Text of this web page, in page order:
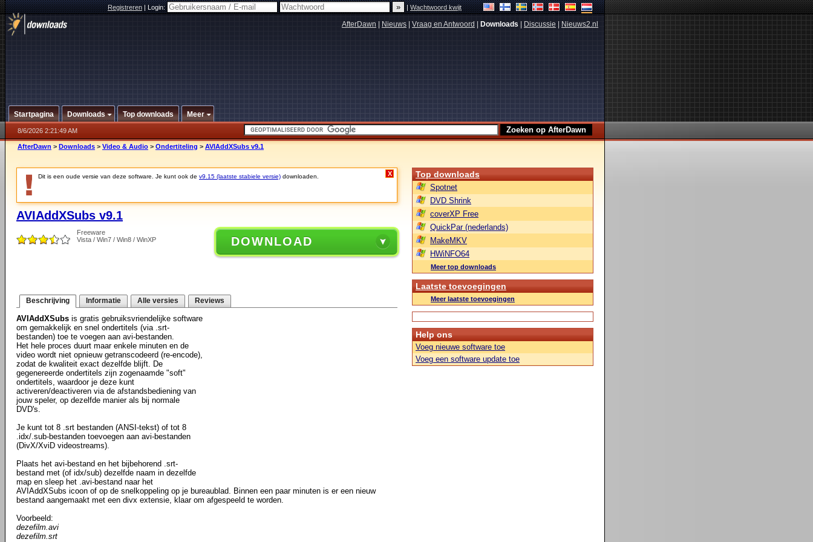
Registreren|Login: |Wachtwoord kwijt
AfterDawn Nieuws Vraag en Antwoord Downloads Discussie Nieuws2.nl
Startpagina Downloads Top downloads Meer
8/6/2026 2:21:49 AM
AfterDawn > Downloads > Video & Audio > Ondertiteling > AVIAddXSubs v9.1
Dit is een oude versie van deze software. Je kunt ook de v9.15 (laatste stabiele versie) downloaden. X
AVIAddXSubs v9.1
Freeware
Vista / Win7 / Win8 / WinXP
DOWNLOAD
Beschrijving Informatie Alle versies Reviews
AVIAddXSubs is gratis gebruiksvriendelijke software
om gemakkelijk en snel ondertitels (via .srt-
bestanden) toe te voegen aan avi-bestanden.
Het hele proces duurt maar enkele minuten en de
video wordt niet opnieuw getranscodeerd (re-encode),
zodat de kwaliteit exact dezelfde blijft. De
gegenereerde ondertitels zijn zogenaamde "soft"
ondertitels, waardoor je deze kunt
activeren/deactiveren via de afstandsbediening van
jouw speler, op dezelfde manier als bij normale
DVD's.
Je kunt tot 8 .srt bestanden (ANSI-tekst) of tot 8
.idx/.sub-bestanden toevoegen aan avi-bestanden
(DivX/XviD videostreams).
Plaats het avi-bestand en het bijbehorend .srt-
bestand met (of idx/sub) dezelfde naam in dezelfde
map en sleep het .avi-bestand naar het
AVIAddXSubs icoon of op de snelkoppeling op je bureaublad. Binnen een paar minuten is er een nieuw
bestand aangemaakt met een divx extensie, klaar om afgespeeld te worden.
Voorbeeld:
dezefilm.avi
dezefilm.srt
Top downloads
Spotnet
DVD Shrink
coverXP Free
QuickPar (nederlands)
MakeMKV
HWiNFO64
Meer top downloads
Laatste toevoegingen
Meer laatste toevoegingen
Help ons
Voeg nieuwe software toe
Voeg een software update toe